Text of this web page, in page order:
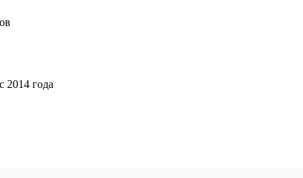
2014 года